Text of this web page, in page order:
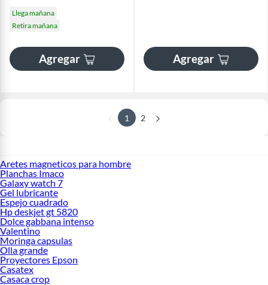
Llega mañana
Retira mañana
Agregar Agregar
1 2
Aretes magneticos para hombre
Planchas Imaco
Galaxy watch 7
Gel lubricante
Espejo cuadrado
Hp deskjet gt 5820
Dolce gabbana intenso
Valentino
Moringa capsulas
Olla grande
Proyectores Epson
Casatex
Casaca crop